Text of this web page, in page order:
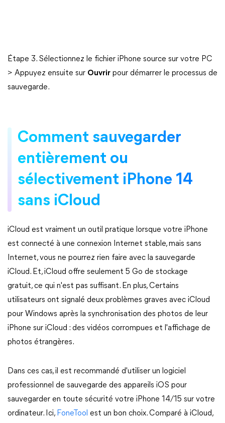
Étape 3. Sélectionnez le fichier iPhone source sur votre PC
> Appuyez ensuite sur Ouvrir pour démarrer le processus de
sauvegarde.
Comment sauvegarder
entièrement ou
sélectivement iPhone 14
sans iCloud
iCloud est vraiment un outil pratique lorsque votre iPhone
est connecté à une connexion Internet stable, mais sans
Internet, vous ne pourrez rien faire avec la sauvegarde
iCloud. Et, iCloud offre seulement 5 Go de stockage
gratuit, ce qui n'est pas suffisant. En plus, Certains
utilisateurs ont signalé deux problèmes graves avec iCloud
pour Windows après la synchronisation des photos de leur
iPhone sur iCloud : des vidéos corrompues et l'affichage de
photos étrangères.
Dans ces cas, il est recommandé d'utiliser un logiciel
professionnel de sauvegarde des appareils iOS pour
sauvegarder en toute sécurité votre iPhone 14/15 sur votre
ordinateur. Ici, FoneTool est un bon choix. Comparé à iCloud,